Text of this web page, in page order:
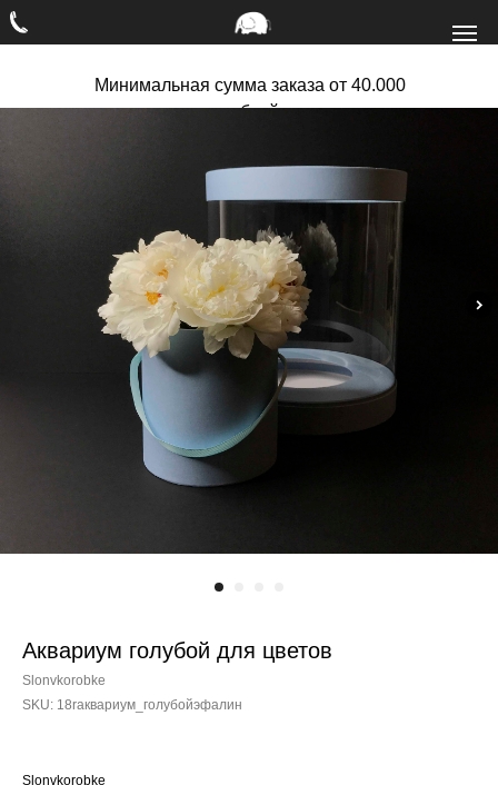
Минимальная сумма заказа от 40.000
рублей
Аквариум голубой для цветов
Slonvkorobke
SKU: 18rаквариум_голубойэфалин
Slonvkorobke